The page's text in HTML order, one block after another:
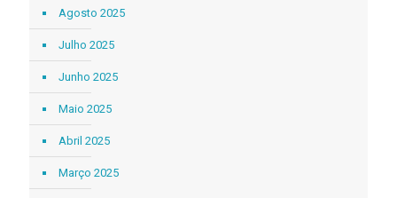
Agosto 2025
Julho 2025
Junho 2025
Maio 2025
Abril 2025
Março 2025